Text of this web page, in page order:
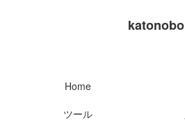
katonobo
Home
ツール